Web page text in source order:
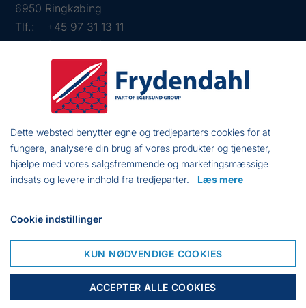
6950 Ringkøbing
Tlf.:
+45 97 31 13 11
Mail: fiskenet@frydendahl.com
DK 15891645
Åbningstider i butikken
Mandag:
07:00 - 15:30
Tirsdag:
07:00 - 15:30
07:00 - 15:30
Torsdag:
07:00 - 15:30
Dette websted benytter egne og tredjeparters cookies for at
fungere, analysere din brug af vores produkter og tjenester,
hjælpe med vores salgsfremmende og marketingsmæssige
indsats og levere indhold fra tredjeparter. Læs mere
Cookie indstillinger
KUN NØDVENDIGE COOKIES
ACCEPTER ALLE COOKIES